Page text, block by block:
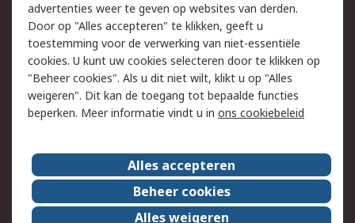
Wettelijk
Cookiebeleid
Email veiligheid
Privacybeleid
Websitevoorwaarden
Algemene
verkoopvoorwaarden
Over RS
RS Group
Over ons
RS wereldwijd
Werken bij RS
advertenties weer te geven op websites van derden.
Door op "Alles accepteren" te klikken, geeft u
toestemming voor de verwerking van niet-essentiële
cookies. U kunt uw cookies selecteren door te klikken op
"Beheer cookies". Als u dit niet wilt, klikt u op "Alles
weigeren". Dit kan de toegang tot bepaalde functies
beperken. Meer informatie vindt u in ons cookiebeleid
Alles accepteren
Beheer cookies
Alles weigeren